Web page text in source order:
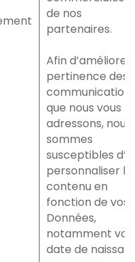
de nos
partenaires.
Afin d’améliorer
pertinence des
que nous vous
adressons, nous
sommes
susceptibles
personnaliser le
contenu en
fonction de vos
Données,
notamment
date de